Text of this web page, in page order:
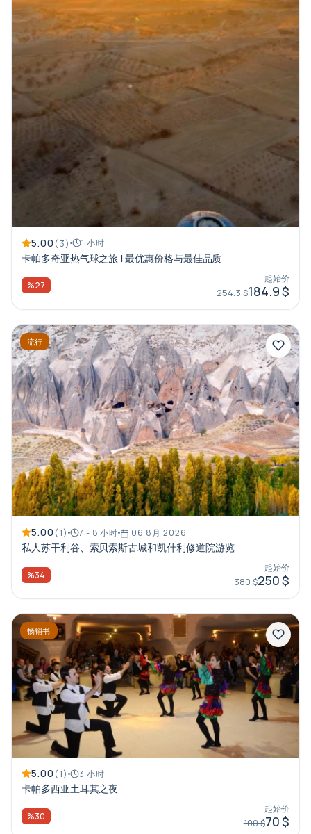
5.00 (3) 1 小时
卡帕多奇亚热气球之旅 | 最优惠价格与最佳品质
%27
起始价
254.3 $184.9 $
流行
5.00 (1) 7 - 8 小时 06 8月 2026
私人苏干利谷、索贝索斯古城和凯什利修道院游览
%34
起始价
380 $250 $
畅销书
5.00 (1) 3 小时
卡帕多西亚土耳其之夜
%30
起始价
100 $70 $